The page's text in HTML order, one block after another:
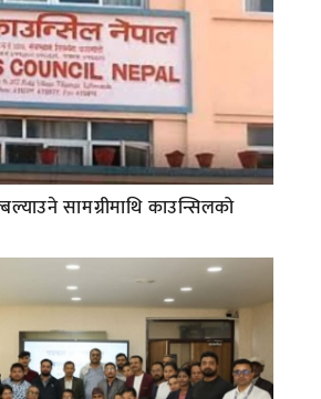
सामग्रीमाथि काउन्सिलको